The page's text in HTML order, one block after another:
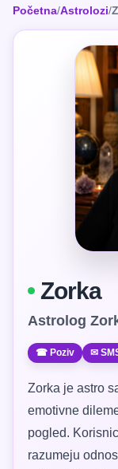
Početna/Astrolozi/
Zorka
Astrolog
☎ Poziv ✉
Zorka je astro
emotivne
pogled.
razumeju